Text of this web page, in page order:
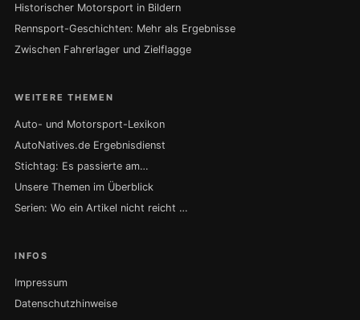
Historischer Motorsport in Bildern
Rennsport-Geschichten: Mehr als Ergebnisse
Zwischen Fahrerlager und Zielflagge
WEITERE THEMEN
Auto- und Motorsport-Lexikon
AutoNatives.de Ergebnisdienst
Stichtag: Es passierte am…
Unsere Themen im Überblick
Serien: Wo ein Artikel nicht reicht …
INFOS
Impressum
Datenschutzhinweise